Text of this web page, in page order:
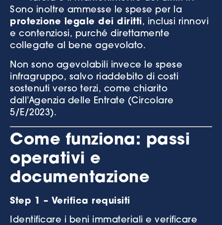
Sono inoltre ammesse le spese per la
protezione legale dei diritti, inclusi rinnovi
e contenziosi, purché direttamente
collegate al bene agevolato.
Non sono agevolabili invece le spese
infragruppo, salvo riaddebito di costi
sostenuti verso terzi, come chiarito
dall’Agenzia delle Entrate (Circolare
5/E/2023).
Come funziona: passi
operativi e
documentazione
Step 1 – Verifica requisiti
Identificare i beni immateriali e verificare